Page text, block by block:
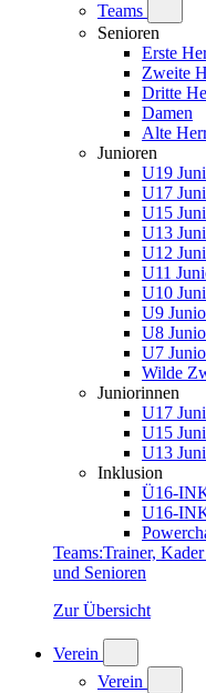
Teams
Senioren
Erste
Zweite
Dritte
Damen
Alte
Junioren
U19
U17
U15
U13
U12
U11
U10
U9
U8
U7
Wilde
Juniorinnen
U17
U15
U13
Inklusion
Ü16-
U16-
Teams:Trainer,
und Senioren
Zur Übersicht
Verein
Verein